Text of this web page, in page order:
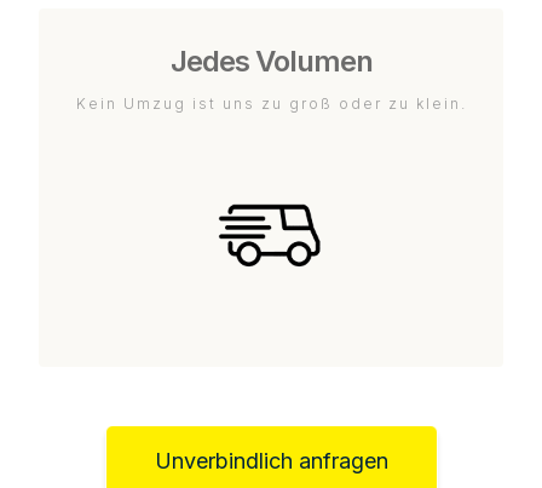
Jedes Volumen
Kein Umzug ist uns zu groß oder zu klein.
Unverbindlich anfragen